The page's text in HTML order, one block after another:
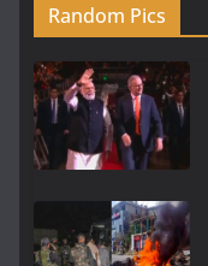
Random Pics